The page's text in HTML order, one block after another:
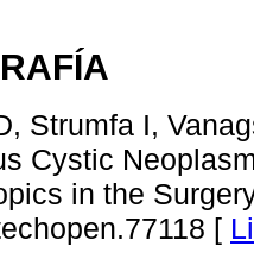
Strumfa I,
Cystic
in the
[